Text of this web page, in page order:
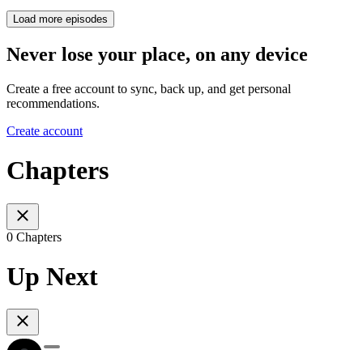
Load more episodes
Never lose your place, on any device
Create a free account to sync, back up, and get personal
recommendations.
Create account
Chapters
0 Chapters
Up Next